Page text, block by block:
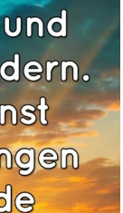
Anzeige